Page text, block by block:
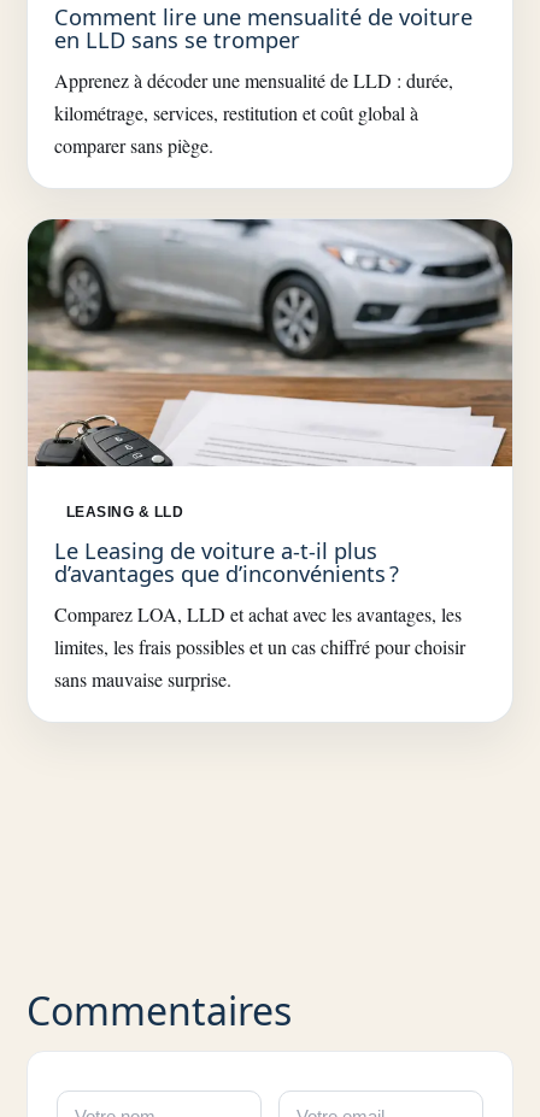
Comment lire une mensualité de voiture
en LLD sans se tromper
Apprenez à décoder une mensualité de LLD : durée,
kilométrage, services, restitution et coût global à
comparer sans piège.
LEASING & LLD
Le Leasing de voiture a-t-il plus
d’avantages que d’inconvénients ?
Comparez LOA, LLD et achat avec les avantages, les
limites, les frais possibles et un cas chiffré pour choisir
sans mauvaise surprise.
Commentaires